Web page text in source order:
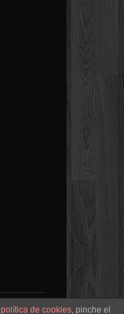
política de cookies, pinche el